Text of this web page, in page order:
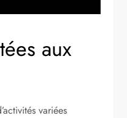
aux
variées